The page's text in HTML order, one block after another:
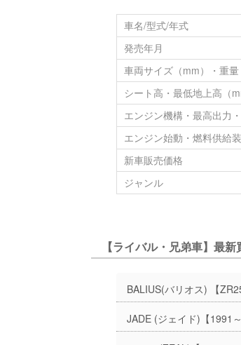
車名/型式/年式
発売年月
車両サイズ（mm）・重量
シート高・最低地上高（
エンジン機構・最高出力
エンジン始動・燃料供給
新車販売価格
ジャンル
【ライバル・兄弟車】最
BALIUS(バリオス) 【
JADE (ジェイド)【1991～